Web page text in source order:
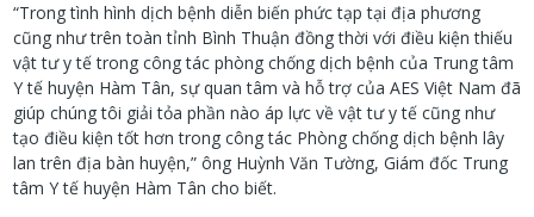
“Trong tình hình dịch bệnh diễn biến phức tạp tại địa phương
cũng như trên toàn tỉnh Bình Thuận đồng thời với điều kiện thiếu
vật tư y tế trong công tác phòngchống dịch bệnh của Trung tâm
Y tế huyện Hàm Tân, sự quan tâm và hỗ trợ của AES Việt Nam đã
giúp chúng tôi giải tỏa phần nào áp lực về vật tư y tế cũng như
tạo điều kiện tốt hơn trong công tác Phòng chống dịch bệnh lây
lan trên địa bàn huyện,” ông Huỳnh Văn Tường, Giám đốc Trung
tâm Y tế huyện Hàm Tân cho biết.